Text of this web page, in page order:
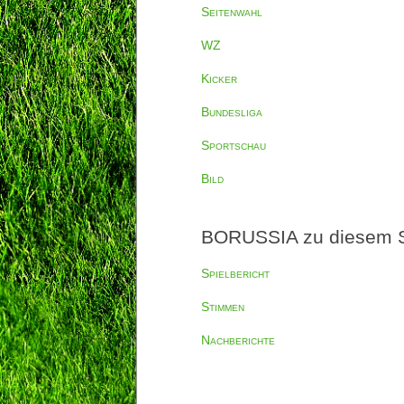
Seitenwahl
WZ
Kicker
Bundesliga
Sportschau
Bild
BORUSSIA zu diesem
Spielbericht
Stimmen
Nachberichte